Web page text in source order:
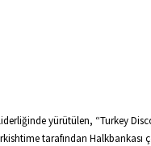
yürütülen, “Turkey
tarafından Halkbankası